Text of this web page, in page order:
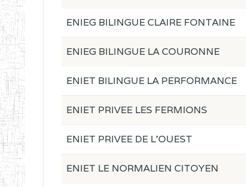
ENIEG BILINGUE CLAIRE FONTAINE
ENIEG BILINGUE LA COURONNE
ENIET BILINGUE LA PERFORMANCE
ENIET PRIVEE LES FERMIONS
ENIET PRIVEE DE L'OUEST
ENIET LE NORMALIEN CITOYEN